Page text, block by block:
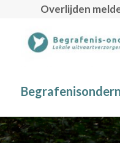
Overlijden